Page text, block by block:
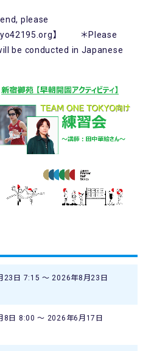
please
】 ＊Please
be conducted in Japanese
23日 7:15 〜 2026年8月23日
8日 8:00 〜 2026年6月17日